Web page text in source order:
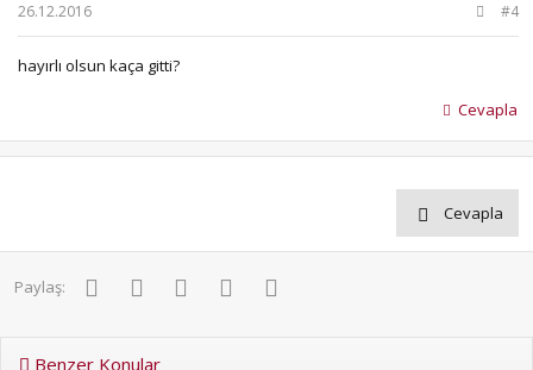
26.12.2016 #4
hayırlı olsun kaça gitti?
Cevapla
Cevapla
Paylaş: FacebookTwitter PinterestWhatsApp
Benzer Konular